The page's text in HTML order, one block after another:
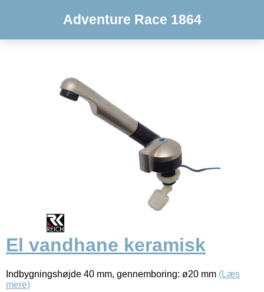
Adventure Race 1864
El vandhane keramisk
Indbygningshøjde 40 mm, gennemboring: ø20 mm (Læs
mere)